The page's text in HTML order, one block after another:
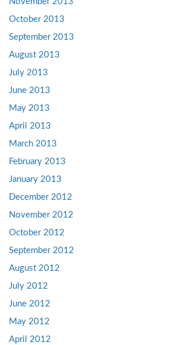
October 2013
September 2013
August 2013
July 2013
June 2013
May 2013
April 2013
March 2013
February 2013
January 2013
December 2012
November 2012
October 2012
September 2012
August 2012
July 2012
June 2012
May 2012
April 2012